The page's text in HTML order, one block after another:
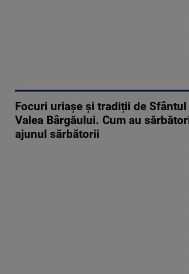
Focuri uriașe și tradiții de Sfântul
Valea Bârgăului. Cum au
ajunul sărbătorii